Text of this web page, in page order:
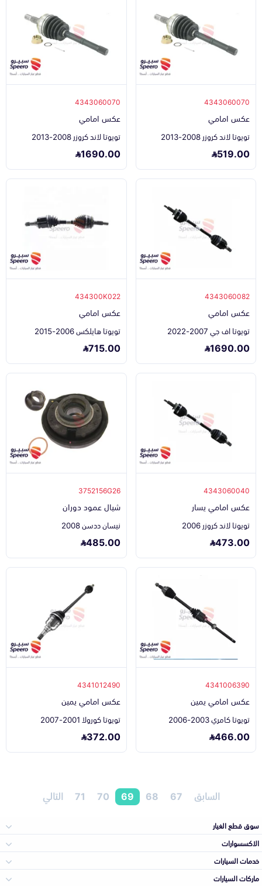
4343060070
عكس امامي
تويوتا لاند كروزر 2008-2013
519.00
4343060070
عكس امامي
تويوتا لاند كروزر 2008-2013
1690.00
4343060082
عكس امامي
تويوتا اف جي 2007-2022
1690.00
434300K022
عكس امامي
تويوتا هايلكس 2006-2015
715.00
4343060040
عكس امامي يسار
تويوتا لاند كروزر 2006
473.00
3752156G26
شيال عمود دوران
نيسان ددسن 2008
485.00
4341006390
عكس امامي يمين
تويوتا كامري 2003-2006
466.00
4341012490
عكس امامي يمين
تويوتا كورولا 2001-2007
372.00
السابق 67
68
69
70
71 التالي
سوق قطع الغيار
الصدامات و الشبوك
الاكسسوارات
خدمات السيارات
ماركات السيارات